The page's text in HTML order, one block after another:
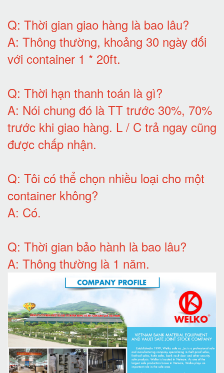
Q: Thời gian giao hàng là bao lâu?
A: Thông thường, khoảng 30 ngày đối
với container 1 * 20ft.
Q: Thời hạn thanh toán là gì?
A: Nói chung đó là TT trước 30%, 70%
trước khi giao hàng. L / C trả ngay cũng
được chấp nhận.
Q: Tôi có thể chọn nhiều loại cho một
container không?
A: Có.
Q: Thời gian bảo hành là bao lâu?
A: Thông thường là 1 năm.